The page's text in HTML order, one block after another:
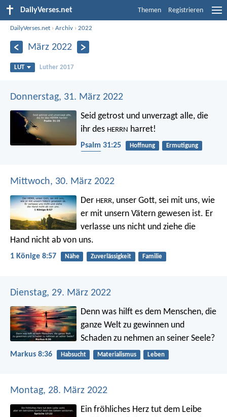
DailyVerses.net Themen Registrieren
DailyVerses.net ›Archiv ›2022
März 2022
LUT Luther 2017
Donnerstag, 31. März 2022
Seid getrost und unverzagt alle, die
ihr des HERRN harret!
Psalm 31:25 Hoffnung
Ermutigung
Mittwoch, 30. März 2022
Der HERR, unser Gott, sei mit uns, wie
er mit unsern Vätern gewesen ist. Er
verlasse uns nicht und ziehe die
Hand nicht ab von uns.
1 Könige 8:57 Nähe Zuverlässigkeit Familie
Dienstag, 29. März 2022
Denn was hilft es dem Menschen, die
ganze Welt zu gewinnen und
Schaden zu nehmen an seiner Seele?
Markus 8:36 Habsucht Materialismus Leben
Montag, 28. März 2022
Ein fröhliches Herz tut dem Leibe